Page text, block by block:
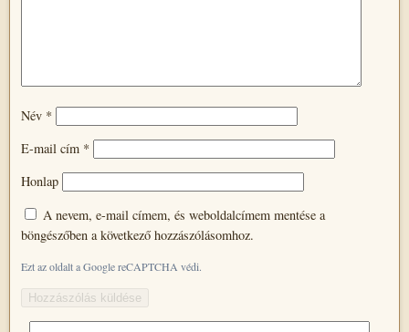
Név *
E-mail cím *
Honlap
A nevem, e-mail címem, és weboldalcímem mentése a
böngészőben a következő hozzászólásomhoz.
Ezt az oldalt a Google reCAPTCHA védi.